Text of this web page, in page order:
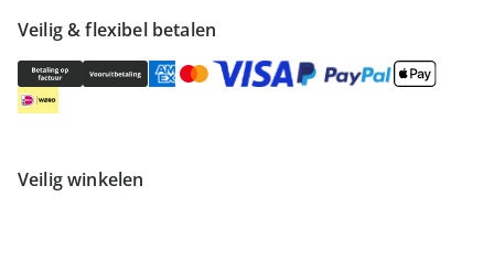
Veilig & flexibel betalen
Veilig winkelen